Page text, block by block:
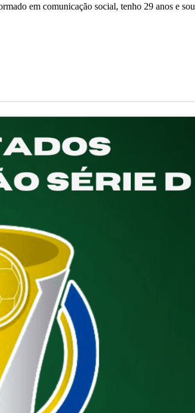
em comunicação social, tenho 29 anos e sou